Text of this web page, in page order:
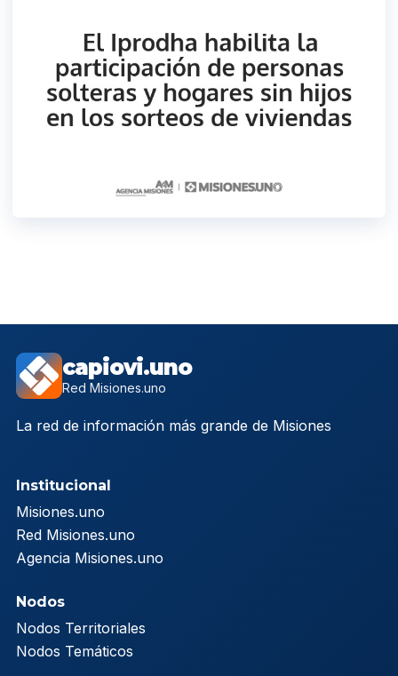
capiovi.uno
Red Misiones.uno
La red de información más grande de Misiones
Institucional
Misiones.uno
Red Misiones.uno
Agencia Misiones.uno
Nodos
Nodos Territoriales
Nodos Temáticos